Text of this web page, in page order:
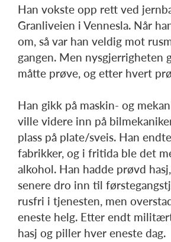
Han vokste opp rett ved
Granliveien i Vennesla. Når
om, så var han veldig mot
gangen. Men nysgjerrigheten
måtte prøve, og etter hvert
Han gikk på maskin- og
ville videre inn på
plass på plate/sveis. Han
fabrikker, og i fritida ble det
alkohol. Han hadde prøvd
senere dro inn til
rusfri i tjenesten, men
eneste helg. Etter endt
hasj og piller hver eneste dag.